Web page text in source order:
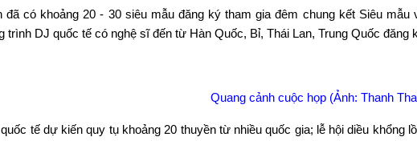
đã có khoảng 20 - 30 siêu mẫu đăng ký tham gia đêm chung kết Siêu mẫu
trình DJ quốc tế có nghệ sĩ đến từ Hàn Quốc, Bỉ, Thái Lan, Trung Quốc đăng k
Quang cảnh cuộc họp (Ảnh: Thanh
tế dự kiến quy tụ khoảng 20 thuyền từ nhiều quốc gia; lễ hội diều khổng